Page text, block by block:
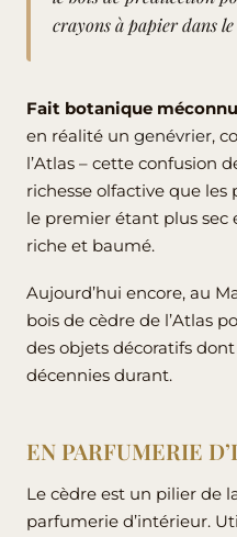
crayons à papier dans
Fait botanique
en réalité un genévrier,
l’Atlas – cette confusion
richesse olfactive que
le premier étant plus sec
riche et baumé.
Aujourd’hui encore, au
bois de cèdre de l’Atlas
des objets décoratifs
décennies durant.
EN PARFUMERIE
Le cèdre est un pilier de
parfumerie d’intérieur.